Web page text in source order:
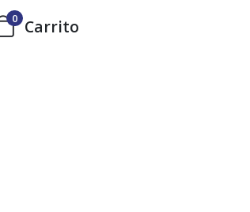
0 Carrito